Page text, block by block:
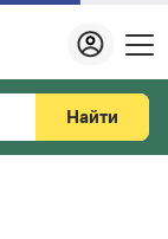
Найти